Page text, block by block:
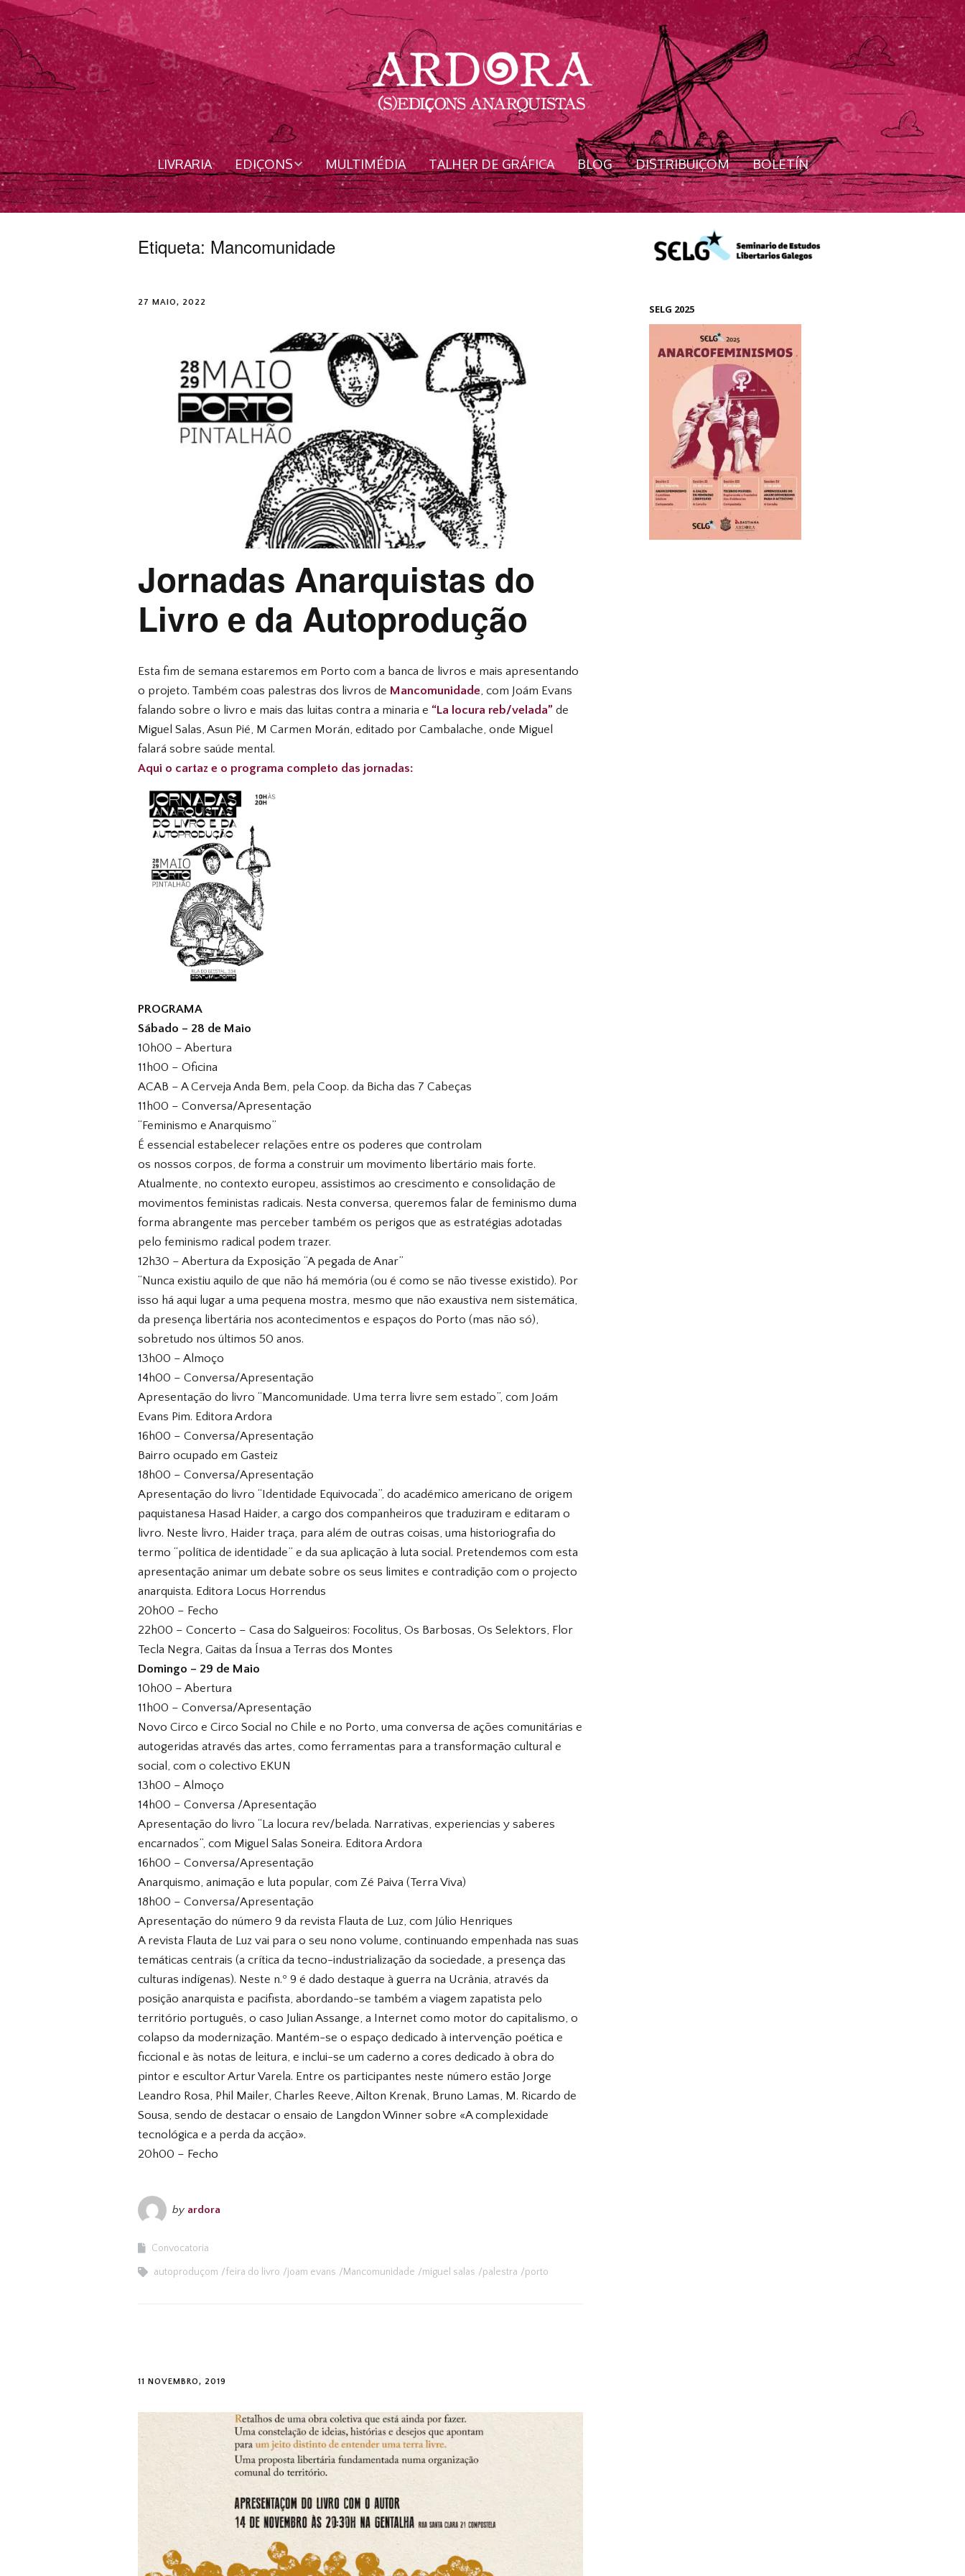
LIVRARIA EDIÇONS
Livros
MULTIMÉDIA TALHER DE GRÁFICA BLOG DISTRIBUIÇOM BOLETÍN
Etiqueta: Mancomunidade
27 MAIO, 2022
Jornadas Anarquistas do
Livro e da Autoprodução
Esta fim de semana estaremos em Porto com a banca de livros e mais apresentando
o projeto. Também coas palestras dos livros de Mancomunidade, com Joám Evans
falando sobre o livro e mais das luitas contra a minaria e “La locura reb/velada” de
Miguel Salas, Asun Pié, M Carmen Morán, editado por Cambalache, onde Miguel
falará sobre saúde mental.
Aqui o cartaz e o programa completo das jornadas:
PROGRAMA
Sábado – 28 de Maio
10h00 – Abertura
11h00 – Oficina
ACAB – A Cerveja Anda Bem, pela Coop. da Bicha das 7 Cabeças
11h00 – Conversa/Apresentação
“Feminismo e Anarquismo”
É essencial estabelecer relações entre os poderes que controlam
os nossos corpos, de forma a construir um movimento libertário mais forte.
Atualmente, no contexto europeu, assistimos ao crescimento e consolidação de
movimentos feministas radicais. Nesta conversa, queremos falar de feminismo duma
forma abrangente mas perceber também os perigos que as estratégias adotadas
pelo feminismo radical podem trazer.
12h30 – Abertura da Exposição “A pegada de Anar”
“Nunca existiu aquilo de que não há memória (ou é como se não tivesse existido). Por
isso há aqui lugar a uma pequena mostra, mesmo que não exaustiva nem sistemática,
da presença libertária nos acontecimentos e espaços do Porto (mas não só),
sobretudo nos últimos 50 anos.
13h00 – Almoço
14h00 – Conversa/Apresentação
Apresentação do livro “Mancomunidade. Uma terra livre sem estado”, com Joám
Evans Pim. Editora Ardora
16h00 – Conversa/Apresentação
Bairro ocupado em Gasteiz
18h00 – Conversa/Apresentação
Apresentação do livro “Identidade Equivocada”, do académico americano de origem
paquistanesa Hasad Haider, a cargo dos companheiros que traduziram e editaram o
livro. Neste livro, Haider traça, para além de outras coisas, uma historiografia do
termo “política de identidade” e da sua aplicação à luta social. Pretendemos com esta
apresentação animar um debate sobre os seus limites e contradição com o projecto
anarquista. Editora Locus Horrendus
20h00 – Fecho
22h00 – Concerto – Casa do Salgueiros: Focolitus, Os Barbosas, Os Selektors, Flor
Tecla Negra, Gaitas da Ínsua a Terras dos Montes
Domingo – 29 de Maio
10h00 – Abertura
11h00 – Conversa/Apresentação
Novo Circo e Circo Social no Chile e no Porto, uma conversa de ações comunitárias e
autogeridas através das artes, como ferramentas para a transformação cultural e
social, com o colectivo EKUN
13h00 – Almoço
14h00 – Conversa /Apresentação
Apresentação do livro “La locura rev/belada. Narrativas, experiencias y saberes
encarnados”, com Miguel Salas Soneira. Editora Ardora
16h00 – Conversa/Apresentação
Anarquismo, animação e luta popular, com Zé Paiva (Terra Viva)
18h00 – Conversa/Apresentação
Apresentação do número 9 da revista Flauta de Luz, com Júlio Henriques
A revista Flauta de Luz vai para o seu nono volume, continuando empenhada nas suas
temáticas centrais (a crítica da tecno-industrialização da sociedade, a presença das
culturas indígenas). Neste n.º 9 é dado destaque à guerra na Ucrânia, através da
posição anarquista e pacifista, abordando-se também a viagem zapatista pelo
território português, o caso Julian Assange, a Internet como motor do capitalismo, o
colapso da modernização. Mantém-se o espaço dedicado à intervenção poética e
ficcional e às notas de leitura, e inclui-se um caderno a cores dedicado à obra do
pintor e escultor Artur Varela. Entre os participantes neste número estão Jorge
Leandro Rosa, Phil Mailer, Charles Reeve, Ailton Krenak, Bruno Lamas, M. Ricardo de
Sousa, sendo de destacar o ensaio de Langdon Winner sobre «A complexidade
tecnológica e a perda da acção».
20h00 – Fecho
by ardora
Convocatoria
autoproduçom feira do livro joam evans Mancomunidade miguel salas palestra porto
11 NOVEMBRO, 2019
SELG 2025